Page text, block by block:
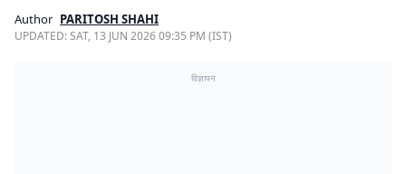
Author PARITOSH SHAHI
UPDATED:SAT, 13 JUN 2026 09:35 PM (IST)
विज्ञापन